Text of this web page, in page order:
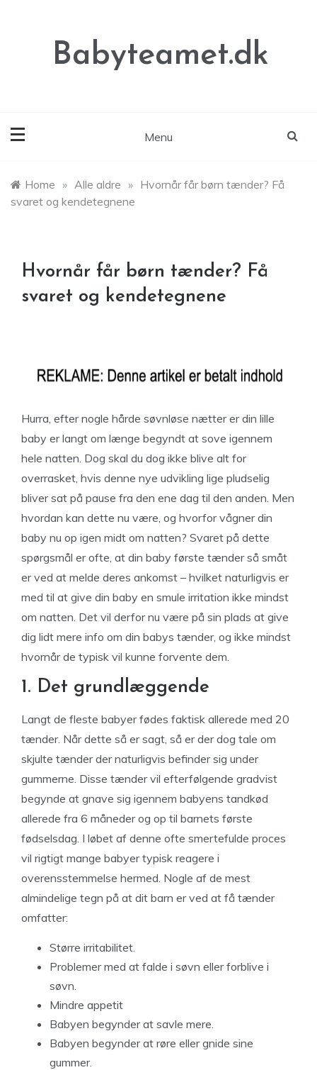
Babyteamet.dk
Menu
Home » Alle aldre » Hvornår får børn tænder? Få
svaret og kendetegnene
Hvornår får børn tænder? Få
svaret og kendetegnene
Hurra, efter nogle hårde søvnløse nætter er din lille
baby er langt om længe begyndt at sove igennem
hele natten. Dog skal du dog ikke blive alt for
overrasket, hvis denne nye udvikling lige pludselig
bliver sat på pause fra den ene dag til den anden. Men
hvordan kan dette nu være, og hvorfor vågner din
baby nu op igen midt om natten? Svaret på dette
spørgsmål er ofte, at din baby første tænder så småt
er ved at melde deres ankomst – hvilket naturligvis er
med til at give din baby en smule irritation ikke mindst
om natten. Det vil derfor nu være på sin plads at give
dig lidt mere info om din babys tænder, og ikke mindst
hvornår de typisk vil kunne forvente dem.
1. Det grundlæggende
Langt de fleste babyer fødes faktisk allerede med 20
tænder. Når dette så er sagt, så er der dog tale om
skjulte tænder der naturligvis befinder sig under
gummerne. Disse tænder vil efterfølgende gradvist
begynde at gnave sig igennem babyens tandkød
allerede fra 6 måneder og op til barnets første
fødselsdag. I løbet af denne ofte smertefulde proces
vil rigtigt mange babyer typisk reagere i
overensstemmelse hermed. Nogle af de mest
almindelige tegn på at dit barn er ved at få tænder
omfatter:
Større irritabilitet.
Problemer med at falde i søvn eller forblive i
søvn.
Mindre appetit
Babyen begynder at savle mere.
Babyen begynder at røre eller gnide sine
gummer.